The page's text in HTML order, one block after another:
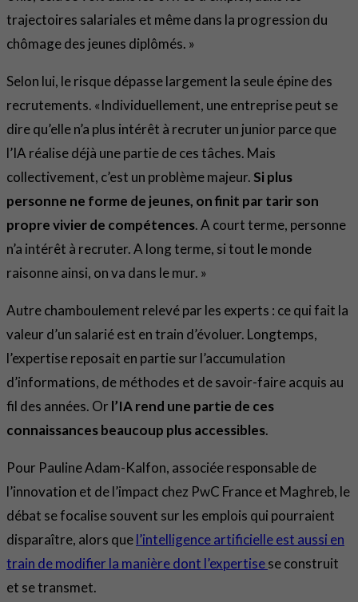
trajectoires salariales et même dans la progression du
chômage des jeunes diplômés. »
Selon lui, le risque dépasse largement la seule épine des
recrutements. «Individuellement, une entreprise peut se
dire qu’elle n’a plus intérêt à recruter un junior parce que
l’IA réalise déjà une partie de ces tâches. Mais
collectivement, c’est un problème majeur.Si plus
personne ne forme de jeunes, on finit par tarir son
propre vivier de compétences. A court terme, personne
n’a intérêt à recruter. A long terme, si tout le monde
raisonne ainsi, on va dans le mur. »
Autre chamboulement relevé par les experts : ce qui fait la
valeur d’un salarié est en train d’évoluer. Longtemps,
l’expertise reposait en partie sur l’accumulation
d’informations, de méthodes et de savoir-faire acquis au
fil des années. Or l’IA rend une partie de ces
connaissances beaucoup plus accessibles.
Pour Pauline Adam-Kalfon, associée responsable de
l’innovation et de l’impact chez PwC France et Maghreb, le
débat se focalise souvent sur les emplois qui pourraient
disparaître, alors quel’intelligence artificielle est aussi en
train de modifier la manière dont l’expertisese construit
et se transmet.